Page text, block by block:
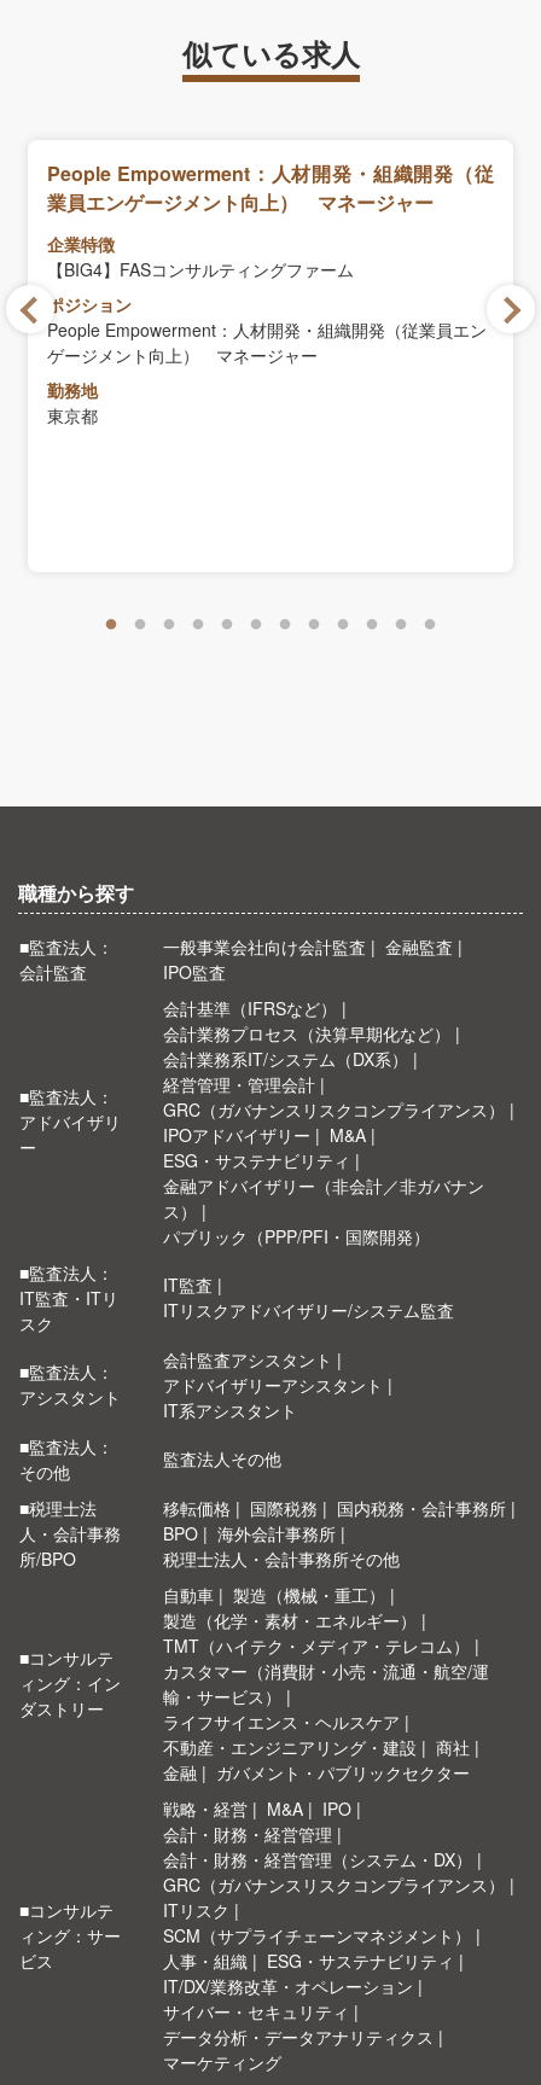
似ている求人
People Empowerment：人材開発・組織開発（従
業員エンゲージメント向上） マネージャー
企業特徴
【BIG4】FASコンサルティングファーム
ポジション
People Empowerment：人材開発・組織開発（従業員エン
ゲージメント向上） マネージャー
勤務地
東京都
職種から探す
■監査法人：
会計監査
一般事業会社向け会計監査
金融監査
IPO監査
■監査法人：
アドバイザリ
ー
会計基準（IFRSなど）
会計業務プロセス（決算早期化など）
会計業務系IT/システム（DX系）
経営管理・管理会計
GRC（ガバナンスリスクコンプライアンス）
IPOアドバイザリー
M&A
ESG・サステナビリティ
金融アドバイザリー（非会計／非ガバナン
ス）
パブリック（PPP/PFI・国際開発）
■監査法人：
IT監査・ITリ
スク
IT監査
ITリスクアドバイザリー/システム監査
■監査法人：
アシスタント
会計監査アシスタント
アドバイザリーアシスタント
IT系アシスタント
■監査法人：
その他
監査法人その他
■税理士法
人・会計事務
所/BPO
移転価格 国際税務
国内税務・会計事務所
BPO
海外会計事務所
税理士法人・会計事務所その他
■コンサルテ
ィング：イン
ダストリー
自動車
製造（機械・重工）
製造（化学・素材・エネルギー）
TMT（ハイテク・メディア・テレコム）
カスタマー（消費財・小売・流通・航空/運
輸・サービス）
ライフサイエンス・ヘルスケア
不動産・エンジニアリング・建設
商社
金融
ガバメント・パブリックセクター
■コンサルテ
ィング：サー
ビス
戦略・経営 M&A
IPO
会計・財務・経営管理
会計・財務・経営管理（システム・DX）
GRC（ガバナンスリスクコンプライアンス）
ITリスク
SCM（サプライチェーンマネジメント）
人事・組織
ESG・サステナビリティ
IT/DX/業務改革・オペレーション
サイバー・セキュリティ
データ分析・データアナリティクス
マーケティング